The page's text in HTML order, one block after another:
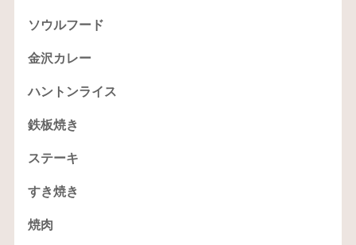
ソウルフード
金沢カレー
ハントンライス
鉄板焼き
ステーキ
すき焼き
焼肉